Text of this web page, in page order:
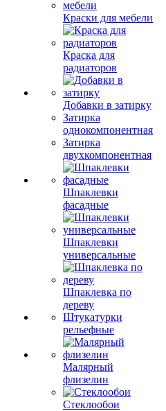
Краски для мебели
Краска для
радиаторов
Добавки в затирку
Затирка
однокомпонентная
Затирка
двухкомпонентная
Шпаклевки
фасадные
Шпаклевки
универсальные
Шпаклевка по
дереву
Штукатурки
рельефные
Малярный
флизелин
Стеклообои